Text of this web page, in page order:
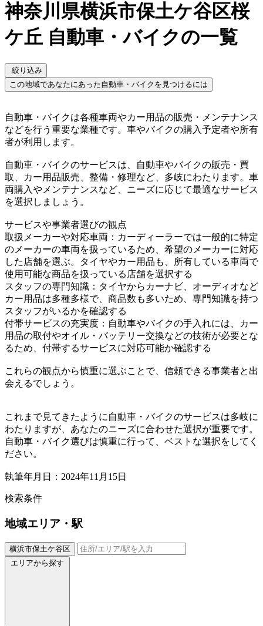
神奈川県横浜市保土ケ谷区桜
ケ丘 自動車・バイクの一覧
絞り込み
この地域であなたにあった自動車・バイクを見つけるには
自動車・バイクは各種車両やカー用品の販売・メンテナンス
などを行う重要な業種です。車やバイクの購入予定者や所有
者が利用します。
自動車・バイクのサービスは、自動車やバイクの販売・買
取、カー用品販売、整備・修理など、多岐にわたります。車
両購入やメンテナンスなど、ニーズに応じて最適なサービス
を選択しましょう。
サービスや事業者選びの観点
取扱メーカーや対応車両：カーディーラーでは一般的に特定
のメーカーの車両を扱っているため、希望のメーカーに対応
した店舗を選ぶ。タイヤやカー用品も、所有している車両で
使用可能な商品を扱っている店舗を選択する
スタッフの専門知識：タイヤからカーナビ、オーディオなど
カー用品は多種多様で、商品数も多いため、専門知識を持つ
スタッフがいるかを確認する
付帯サービスの充実度：自動車やバイクの手入れには、カー
用品の取付やオイル・バッテリー交換などの技術が必要とな
るため、付帯するサービスに対応可能か確認する
これらの観点から慎重に選ぶことで、信頼できる事業者と出
会えるでしょう。
これまで見てきたように自動車・バイクのサービスは多岐に
わたりますが、あなたのニーズに合わせた選択が重要です。
自動車・バイク選びは慎重に行って、ベストな選択をしてく
ださい。
執筆年月日：2024年11月15日
検索条件
地域エリア・駅
横浜市保土ケ谷区
エリアから探す